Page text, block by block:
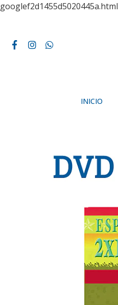
googlef2d1455d5020445a.html
INICIO